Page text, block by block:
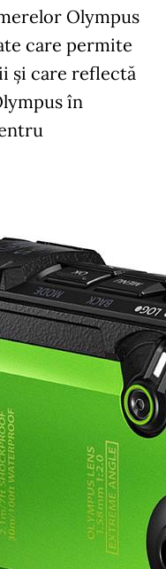
Olympus
care permite
şi care reflectă
în